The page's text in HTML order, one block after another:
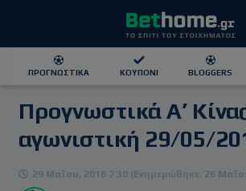
ΠΡΟΓΝΩΣΤΙΚΆ ΚΟΥΠΌΝΙ BLOGGERS
Προγνωστικά Α’
αγωνιστική 29/05/
29 Μαΐου, 2016 7:30 (Ενημερώθηκε: 26